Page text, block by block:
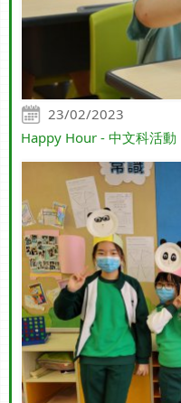
23/02/2023
Happy Hour - 中文科活動